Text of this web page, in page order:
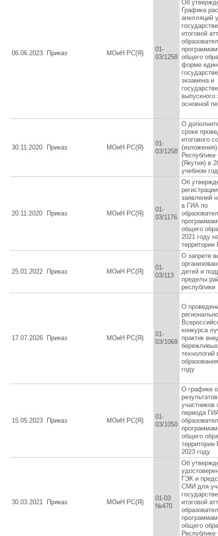
06.06.2023 Приказ МОиН РС(Я)
01-
03/1258
Об
Графика
апелляций
итоговой
общего
форме
экзамена и
выпускного
основной
30.11.2020 Приказ МОиН РС(Я)
01-
03/1258
О
сроке
итогового
(Якутия) в
учебном
20.11.2020 Приказ МОиН РС(Я)
01-
03/1176
Об
заявлений
в ГИА по
общего
2021 году
25.01.2022 Приказ МОиН РС(Я)
01-
03/113
О запрете
детей и
пределы
республики
17.07.2026 Приказ МОиН РС(Я)
01-
03/1069
О
конкурса
практик
бережливых
технологий
году
15.05.2023 Приказ МОиН РС(Я)
01-
03/1050
О графике
результатов
участников
периода
общего
2023 году
30.03.2021 Приказ МОиН РС(Я)
01-03
№470
Об
ГЭК и
СМИ для
итоговой
общего